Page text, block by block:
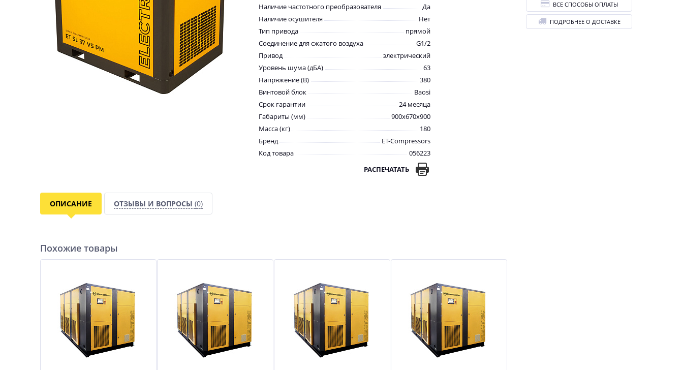
Наличие частотного преобразователя
Да
Наличие осушителя
Нет
Тип привода
прямой
Соединение для сжатого воздуха
G1/2
Привод
электрический
Уровень шума (дБА)
63
Напряжение (В)
380
Винтовой блок
Baosi
Срок гарантии
24 месяца
Габариты (мм)
900x670x900
Масса (кг)
180
Бренд
ET-Compressors
Код товара
056223
РАСПЕЧАТАТЬ
ВСЕ СПОСОБЫ ОПЛАТЫ
ПОДРОБНЕЕ О ДОСТАВКЕ
ОПИСАНИЕ ОТЗЫВЫ И ВОПРОСЫ (0)
Похожие товары